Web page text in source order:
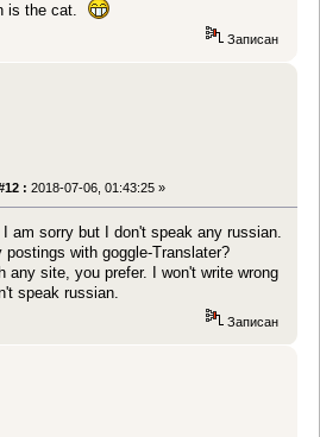
is the cat.
Записан
: 2018-07-06, 01:43:25 »
am sorry but I don't speak any russian.
with goggle-Translater?
any site, you prefer. I won't write wrong
speak russian.
Записан